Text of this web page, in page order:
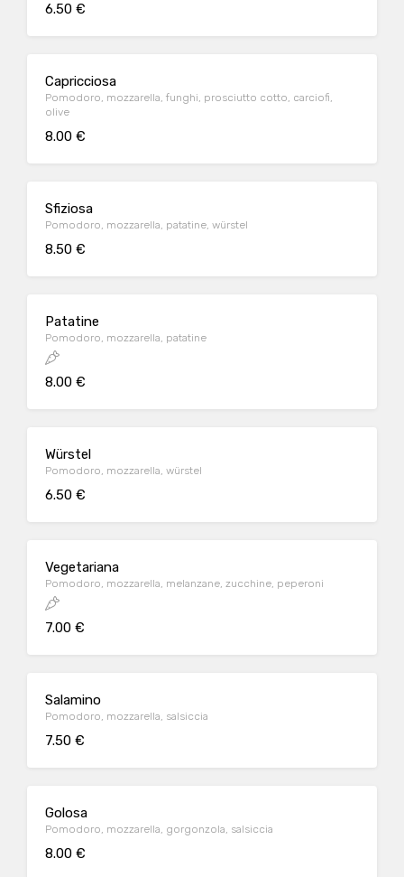
6.50 €
Capricciosa
Pomodoro, mozzarella, funghi, prosciutto cotto, carciofi,
olive
8.00 €
Sfiziosa
Pomodoro, mozzarella, patatine, würstel
8.50 €
Patatine
Pomodoro, mozzarella, patatine
8.00 €
Würstel
Pomodoro, mozzarella, würstel
6.50 €
Vegetariana
Pomodoro, mozzarella, melanzane, zucchine, peperoni
7.00 €
Salamino
Pomodoro, mozzarella, salsiccia
7.50 €
Golosa
Pomodoro, mozzarella, gorgonzola, salsiccia
8.00 €